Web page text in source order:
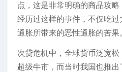
点，这是非常明确的商品攻
经历过这样的事件，不仅吃
通胀所带来的恶性通胀的苦果
次贷危机中，全球货币泛宽松
超级牛市，而当时我国也推